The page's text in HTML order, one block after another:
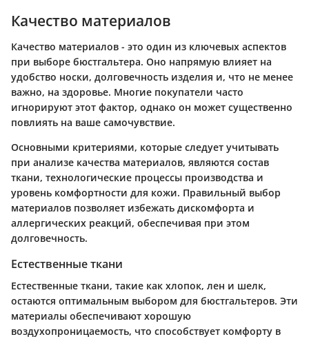
Качество материалов
Качество материалов - это один из ключевых аспектов
при выборе бюстгальтера. Оно напрямую влияет на
удобство носки, долговечность изделия и, что не менее
важно, на здоровье. Многие покупатели часто
игнорируют этот фактор, однако он может существенно
повлиять на ваше самочувствие.
Основными критериями, которые следует учитывать
при анализе качества материалов, являются состав
ткани, технологические процессы производства и
уровень комфортности для кожи. Правильный выбор
материалов позволяет избежать дискомфорта и
аллергических реакций, обеспечивая при этом
долговечность.
Естественные ткани
Естественные ткани, такие как хлопок, лен и шелк,
остаются оптимальным выбором для бюстгальтеров. Эти
материалы обеспечивают хорошую
воздухопроницаемость, что способствует комфорту в